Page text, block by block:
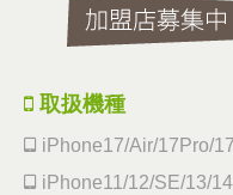
取扱機種
iPhone17/Air/17Pro/
iPhone11/12/SE/13/